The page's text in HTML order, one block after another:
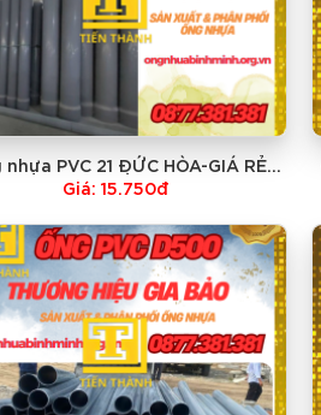
nhựa PVC 21 ĐỨC HÒA-GIÁ RẺ
NHẤT
Giá: 15.750đ